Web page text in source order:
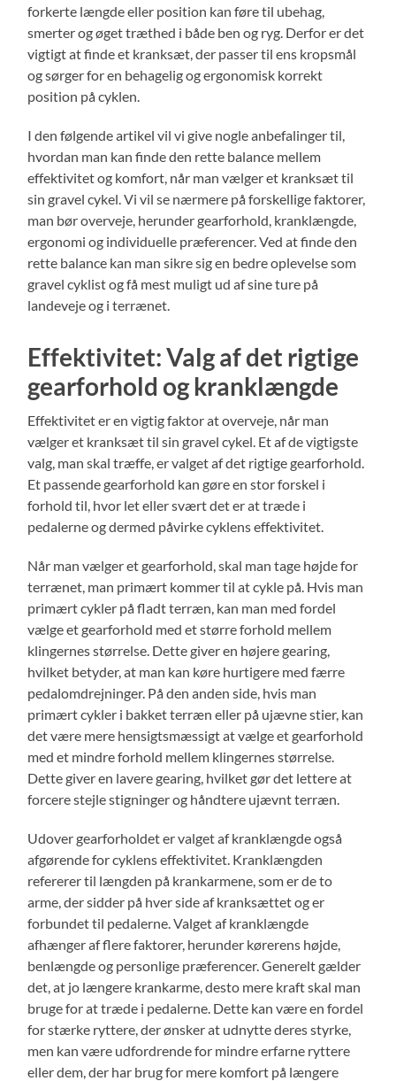
forkerte længde eller position kan føre til ubehag,
smerter og øget træthed i både ben og ryg. Derfor er det
vigtigt at finde et kranksæt, der passer til ens kropsmål
og sørger for en behagelig og ergonomisk korrekt
position på cyklen.
I den følgende artikel vil vi give nogle anbefalinger til,
hvordan man kan finde den rette balance mellem
effektivitet og komfort, når man vælger et kranksæt til
sin gravel cykel. Vi vil se nærmere på forskellige faktorer,
man bør overveje, herunder gearforhold, kranklængde,
ergonomi og individuelle præferencer. Ved at finde den
rette balance kan man sikre sig en bedre oplevelse som
gravel cyklist og få mest muligt ud af sine ture på
landeveje og i terrænet.
Effektivitet: Valg af det rigtige
gearforhold og kranklængde
Effektivitet er en vigtig faktor at overveje, når man
vælger et kranksæt til sin gravel cykel. Et af de vigtigste
valg, man skal træffe, er valget af det rigtige gearforhold.
Et passende gearforhold kan gøre en stor forskel i
forhold til, hvor let eller svært det er at træde i
pedalerne og dermed påvirke cyklens effektivitet.
Når man vælger et gearforhold, skal man tage højde for
terrænet, man primært kommer til at cykle på. Hvis man
primært cykler på fladt terræn, kan man med fordel
vælge et gearforhold med et større forhold mellem
klingernes størrelse. Dette giver en højere gearing,
hvilket betyder, at man kan køre hurtigere med færre
pedalomdrejninger. På den anden side, hvis man
primært cykler i bakket terræn eller på ujævne stier, kan
det være mere hensigtsmæssigt at vælge et gearforhold
med et mindre forhold mellem klingernes størrelse.
Dette giver en lavere gearing, hvilket gør det lettere at
forcere stejle stigninger og håndtere ujævnt terræn.
Udover gearforholdet er valget af kranklængde også
afgørende for cyklens effektivitet. Kranklængden
refererer til længden på krankarmene, som er de to
arme, der sidder på hver side af kranksættet og er
forbundet til pedalerne. Valget af kranklængde
afhænger af flere faktorer, herunder kørerens højde,
benlængde og personlige præferencer. Generelt gælder
det, at jo længere krankarme, desto mere kraft skal man
bruge for at træde i pedalerne. Dette kan være en fordel
for stærke ryttere, der ønsker at udnytte deres styrke,
men kan være udfordrende for mindre erfarne ryttere
eller dem, der har brug for mere komfort på længere